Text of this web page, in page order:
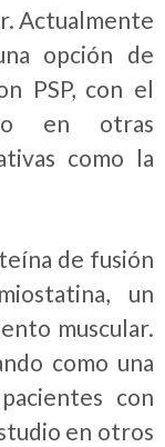
Actualmente
opción de
PSP, con el
en otras
como la
de fusión
un
muscular.
como una
con
en otros